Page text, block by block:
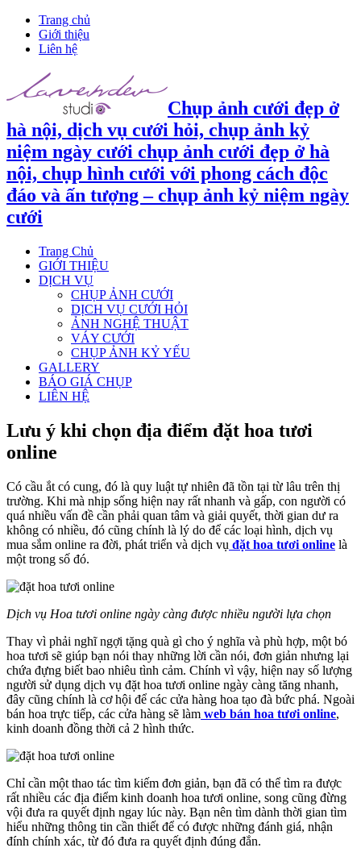
Trang chủ
Giới thiệu
Liên hệ
Chụp ảnh cưới đẹp ở
hà nội, dịch vụ cưới hỏi, chụp ảnh kỷ
niệm ngày cưới chụp ảnh cưới đẹp ở hà
nội, chụp hình cưới với phong cách độc
đáo và ấn tượng – chụp ảnh kỷ niệm ngày
cưới
Trang Chủ
GIỚI THIỆU
DỊCH VỤ
CHỤP ẢNH CƯỚI
DỊCH VỤ CƯỚI HỎI
ẢNH NGHỆ THUẬT
VÁY CƯỚI
CHỤP ẢNH KỶ YẾU
GALLERY
BÁO GIÁ CHỤP
LIÊN HỆ
Lưu ý khi chọn địa điểm đặt hoa tươi
online
Có cầu ắt có cung, đó là quy luật tự nhiên đã tồn tại từ lâu trên thị
trường. Khi mà nhịp sống hiện nay rất nhanh và gấp, con người có
quá nhiều vấn đề cần phải quan tâm và giải quyết, thời gian dư ra
không có nhiều, đó cũng chính là lý do để các loại hình, dịch vụ
mua sắm online ra đời, phát triển và dịch vụ đặt hoa tươi online là
một trong số đó.
Dịch vụ Hoa tươi online ngày càng được nhiều người lựa chọn
Thay vì phải nghĩ ngợi tặng quà gì cho ý nghĩa và phù hợp, một bó
hoa tươi sẽ giúp bạn nói thay những lời cần nói, đơn giản nhưng lại
chứa đựng biết bao nhiêu tình cảm. Chính vì vậy, hiện nay số lượng
người sử dụng dịch vụ đặt hoa tươi online ngày càng tăng nhanh,
đây cũng chính là cơ hội để các cửa hàng hoa tạo đà bức phá. Ngoài
bán hoa trực tiếp, các cửa hàng sẽ làm web bán hoa tươi online,
kinh doanh đồng thời cả 2 hình thức.
Chỉ cần một thao tác tìm kiếm đơn giản, bạn đã có thể tìm ra được
rất nhiều các địa điểm kinh doanh hoa tươi online, song cũng đừng
vội đưa ra quyết định ngay lúc này. Bạn nên tìm dành thời gian tìm
hiểu những thông tin cần thiết để có được những đánh giá, nhận
đính chính xác, từ đó đưa ra quyết định đúng đắn.